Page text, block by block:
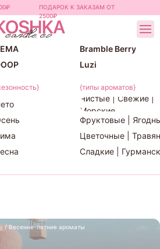
ПОДАРОК К ЗАКАЗАМ ОТ
2500₽
{типы ароматов}
TheFlamingCandle
Bramble Berry
Luzi
Чистые | Свежие |
Морские
Цветочные |
Фруктовые |
Сладкие |
/ Весенне-летние ароматы